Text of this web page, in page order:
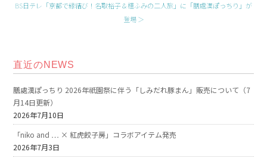
BS日テレ「京都で縁結び！名取裕子＆檀ふみの二人旅」に「膳處漢ぽっちり」が
登場 ＞
直近のNEWS
膳處漢ぽっちり 2026年祇園祭に伴う「しみだれ豚まん」販売について（7
月14日更新）
2026年7月10日
「niko and … × 紅虎餃子房」コラボアイテム発売
2026年7月3日